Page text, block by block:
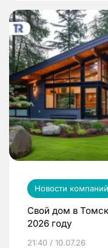
Новости компаний
Свой дом в
2026 году
21:40 / 10.07.26